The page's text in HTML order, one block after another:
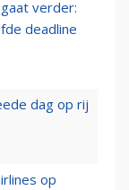
verder:
deadline
dag op rij
op